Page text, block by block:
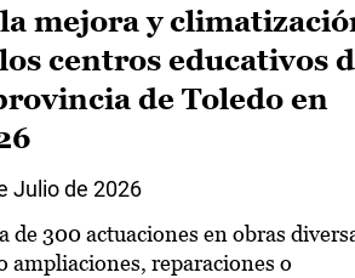
mejora y
centros educativos
de Toledo en
Julio de 2026
de 300 actuaciones en obras
ampliaciones, reparaciones o